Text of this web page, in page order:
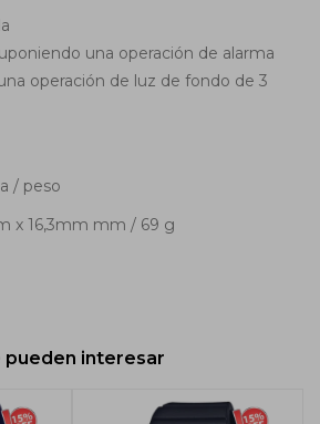
una operación de alarma
operación de luz de fondo de 3
de la caja / peso
x 16,3mm mm / 69 g
interesar